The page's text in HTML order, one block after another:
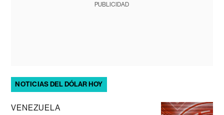
PUBLICIDAD
NOTICIAS DEL DÓLAR HOY
VENEZUELA